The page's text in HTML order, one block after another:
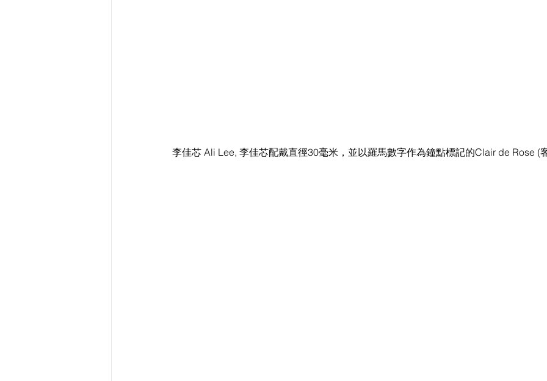
李佳芯 Ali Lee, 李佳芯配戴直徑30毫米，並以羅馬數字作為鐘點標記的Clair de Rose (